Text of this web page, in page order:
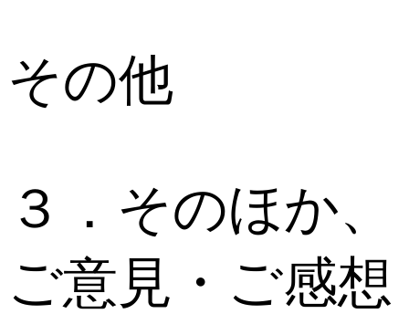
その他
３．そのほか、
ご意見・ご感想